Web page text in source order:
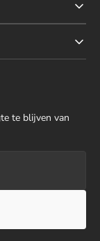
te blijven van